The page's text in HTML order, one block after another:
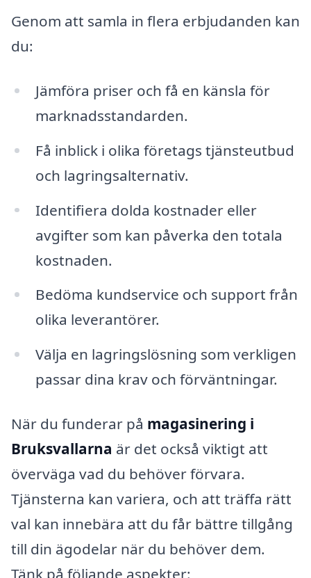
Genom att samla in flera erbjudanden kan
du:
Jämföra priser och få en känsla för
marknadsstandarden.
Få inblick i olika företags tjänsteutbud
och lagringsalternativ.
Identifiera dolda kostnader eller
avgifter som kan påverka den totala
kostnaden.
Bedöma kundservice och support från
olika leverantörer.
Välja en lagringslösning som verkligen
passar dina krav och förväntningar.
När du funderar på magasinering i
Bruksvallarna är det också viktigt att
överväga vad du behöver förvara.
Tjänsterna kan variera, och att träffa rätt
val kan innebära att du får bättre tillgång
till din ägodelar när du behöver dem.
Tänk på följande aspekter: